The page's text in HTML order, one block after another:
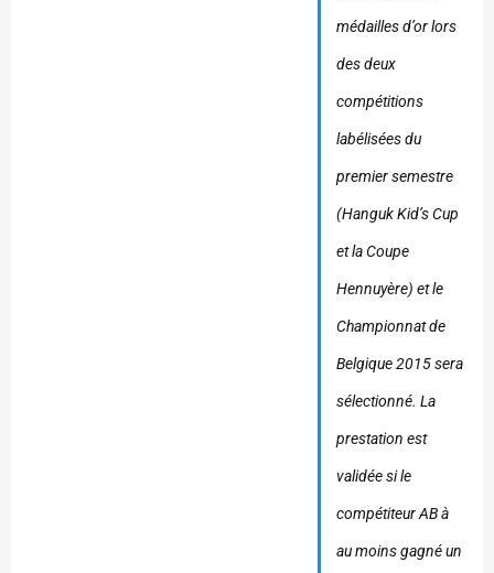
médailles d’or lors
des deux
compétitions
labélisées du
premier semestre
(Hanguk Kid’s Cup
et la Coupe
Hennuyère) et le
Championnat de
Belgique 2015 sera
sélectionné. La
prestation est
validée si le
compétiteur AB à
au moins gagné un